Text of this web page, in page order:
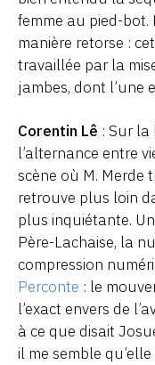
femme au pied-bot.
manière retorse :
travaillée par la
jambes, dont l’une
Corentin Lê : Sur
l’alternance entre
scène où M. Merde
retrouve plus loin
plus inquiétante.
Père-Lachaise, la
compression
Perconte : le
l’exact envers de
à ce que disait
il me semble